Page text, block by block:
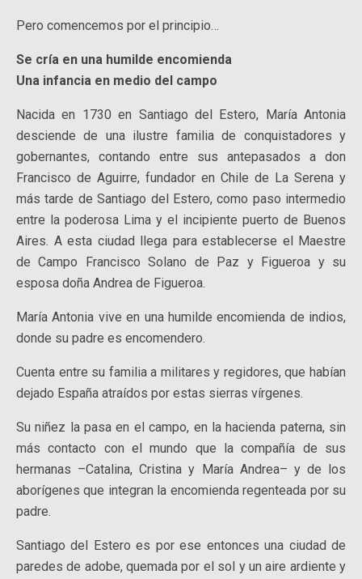
Pero comencemos por el principio…
Se cría en una humilde encomienda
Una infancia en medio del campo
Nacida en 1730 en Santiago del Estero, María Antonia
desciende de una ilustre familia de conquistadores y
gobernantes, contando entre sus antepasados a don
Francisco de Aguirre, fundador en Chile de La Serena y
más tarde de Santiago del Estero, como paso intermedio
entre la poderosa Lima y el incipiente puerto de Buenos
Aires. A esta ciudad llega para establecerse el Maestre
de Campo Francisco Solano de Paz y Figueroa y su
esposa doña Andrea de Figueroa.
María Antonia vive en una humilde encomienda de indios,
donde su padre es encomendero.
Cuenta entre su familia a militares y regidores, que habían
dejado España atraídos por estas sierras vírgenes.
Su niñez la pasa en el campo, en la hacienda paterna, sin
más contacto con el mundo que la compañía de sus
hermanas –Catalina, Cristina y María Andrea– y de los
aborígenes que integran la encomienda regenteada por su
padre.
Santiago del Estero es por ese entonces una ciudad de
paredes de adobe, quemada por el sol y un aire ardiente y